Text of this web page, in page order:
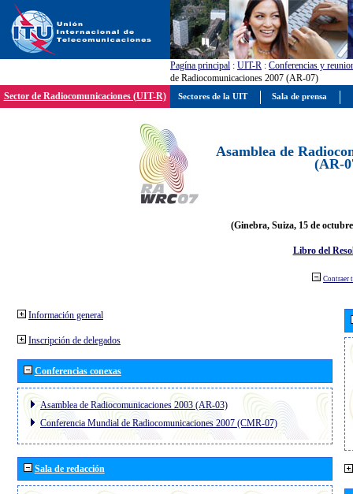
Pagína principal : UIT-R : Conferencias y
de Radiocomunicaciones 2007 (AR-07)
Sector de Radiocomunicaciones (UIT-R)
Asamblea de
(AR-
(Ginebra, Suiza, 15 de
Libro del
Contraer
Información general
Inscripción de delegados
Conferencias conexas
Asamblea de Radiocomunicaciones 2003 (AR-03)
Conferencia Mundial de Radiocomunicaciones 2007 (CMR-07)
Sala de redacción
Sectores de la UIT Sala de prensa